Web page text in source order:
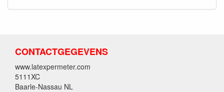
CONTACTGEGEVENS
www.latexpermeter.com
5111XC
Baarle-Nassau NL